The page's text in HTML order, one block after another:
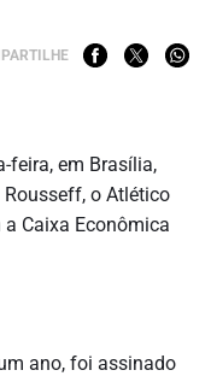
feira, em Brasília,
o Atlético
Caixa Econômica
ano, foi assinado